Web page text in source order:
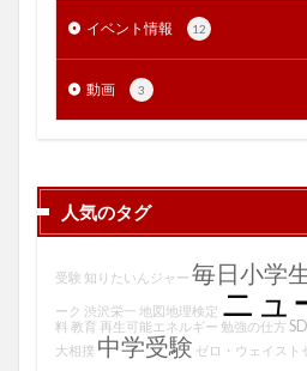
イベント情報 12
動画 3
人気のタグ
受験 知りたいんジャー 毎日小学
ーク 渋沢栄一 地図地理検定 ニュ
料 教育 再生可能エネルギー 勉強の仕方
大相撲 中学受験 ゼロ・ウェイスト